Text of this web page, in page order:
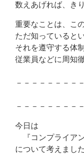
数えあげれば、き
重要なことは、こ
ただ知っていると
それを遵守する体
従業員などに周知
－－－－－－－－
編 集
－－－－－－－－
今日は
『コンプライアン
について考えました